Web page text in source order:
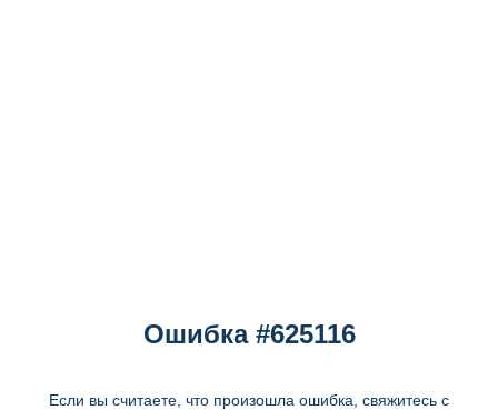
Ошибка #625116
Если вы считаете, что произошла ошибка, свяжитесь с